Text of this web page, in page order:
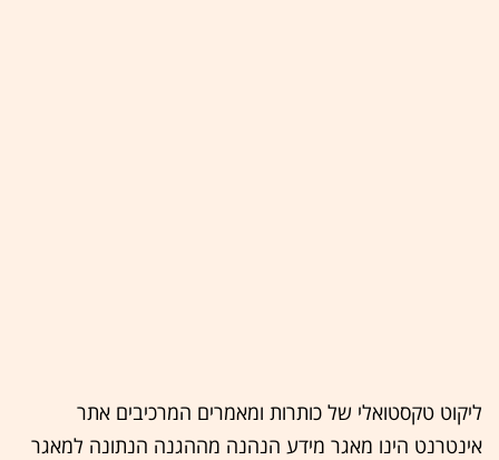
ליקוט טקסטואלי של כותרות ומאמרים המרכיבים אתר
אינטרנט הינו מאגר מידע הנהנה מההגנה הנתונה למאגר